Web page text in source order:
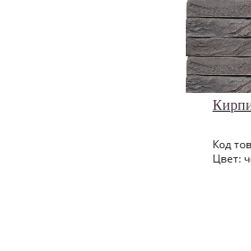
Код
Цвет: